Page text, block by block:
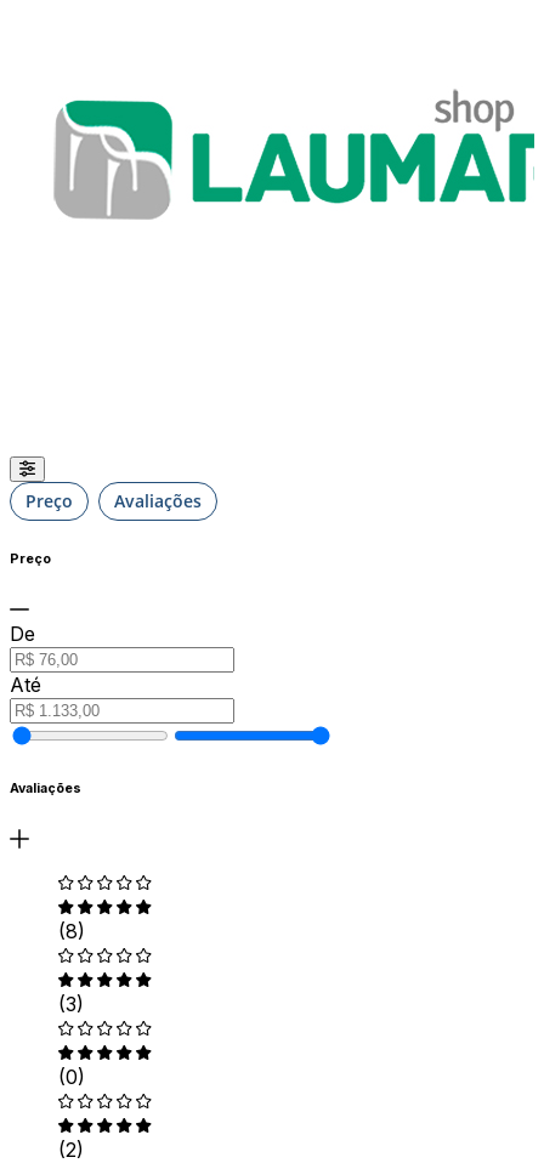
Preço Avaliações
Preço
De
Até
Avaliações
(8)
(3)
(0)
(2)